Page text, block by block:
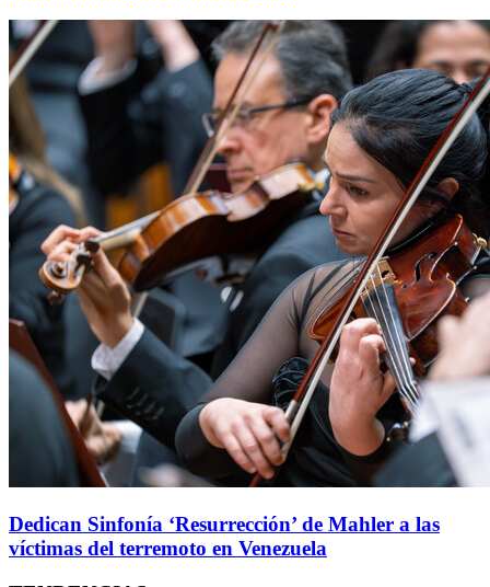
Dedican Sinfonía ‘Resurrección’ de Mahler a las
víctimas del terremoto en Venezuela